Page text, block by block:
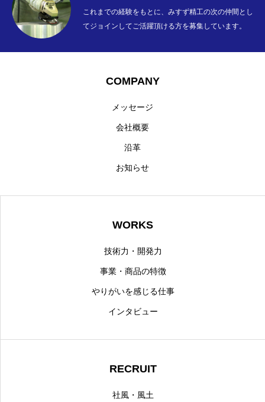
INTERVIEW
これまでの経験をもとに、みすず精工の次の仲間とし
てジョインしてご活躍頂ける方を募集しています。
COMPANY
メッセージ
会社概要
沿革
お知らせ
WORKS
技術力・開発力
事業・商品の特徴
やりがいを感じる仕事
インタビュー
RECRUIT
社風・風土